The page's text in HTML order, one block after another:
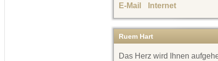
E-Mail
Internet
Ruem Hart
Das Herz wird Ihnen